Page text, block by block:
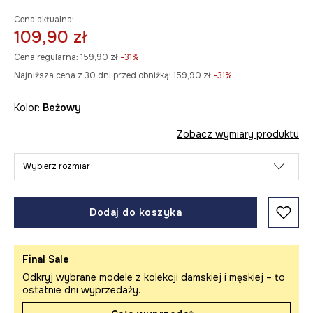
Cena aktualna:
109,90 zł
Cena regularna: 159,90 zł -31%
Najniższa cena z 30 dni przed obniżką: 159,90 zł -31%
Kolor: beżowy
Zobacz wymiary produktu
Wybierz rozmiar
Dodaj do koszyka
Final Sale
Odkryj wybrane modele z kolekcji damskiej i męskiej – to
ostatnie dni wyprzedaży.